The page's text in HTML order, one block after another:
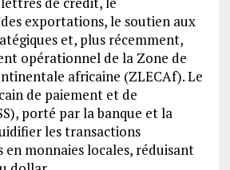
exportations, le soutien aux
et, plus récemment,
opérationnel de la Zone de
africaine (ZLECAf). Le
de paiement et de
porté par la banque et la
les transactions
monnaies locales, réduisant